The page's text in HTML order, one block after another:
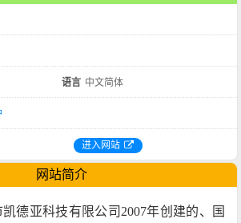
语言 中文简体
进入网站
网站简介
德亚科技有限公司2007年创建的、国